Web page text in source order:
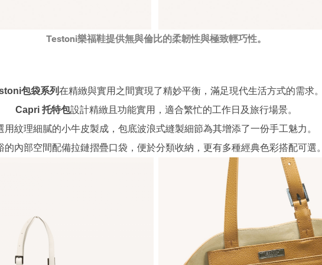
Testoni樂福鞋提供無與倫比的柔韌性與極致輕巧性。
包袋系列在精緻與實用之間實現了精妙平衡，滿足現代生活方式的需求。
Capri 托特包設計精緻且功能實用，適合繁忙的工作日及旅行場景。
用紋理細膩的小牛皮製成，包底波浪式縫製細節為其增添了一份手工魅力。
的內部空間配備拉鏈摺疊口袋，便於分類收納，更有多種經典色彩搭配可選。